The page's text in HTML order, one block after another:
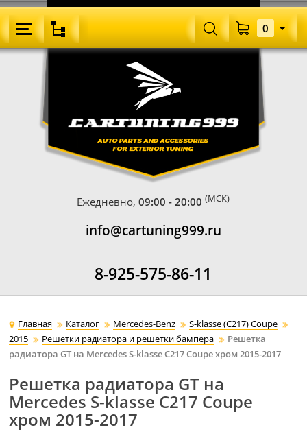
Ежедневно,09:00 - 20:00 (МСК)
info@cartuning999.ru
8-925-575-86-11
0
Главная Каталог Mercedes-Benz
S-klasse (C217) Coupe
2015
Решетки радиатора и решетки бампера
Решетка
радиатора GT на Mercedes S-klasse C217 Coupe хром 2015-2017
Решетка радиатора GT на
Mercedes S-klasse C217 Coupe
хром 2015-2017